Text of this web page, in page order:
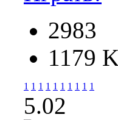
2983
1179
1 1 1 1 1 1 1 1 1 1
5.02